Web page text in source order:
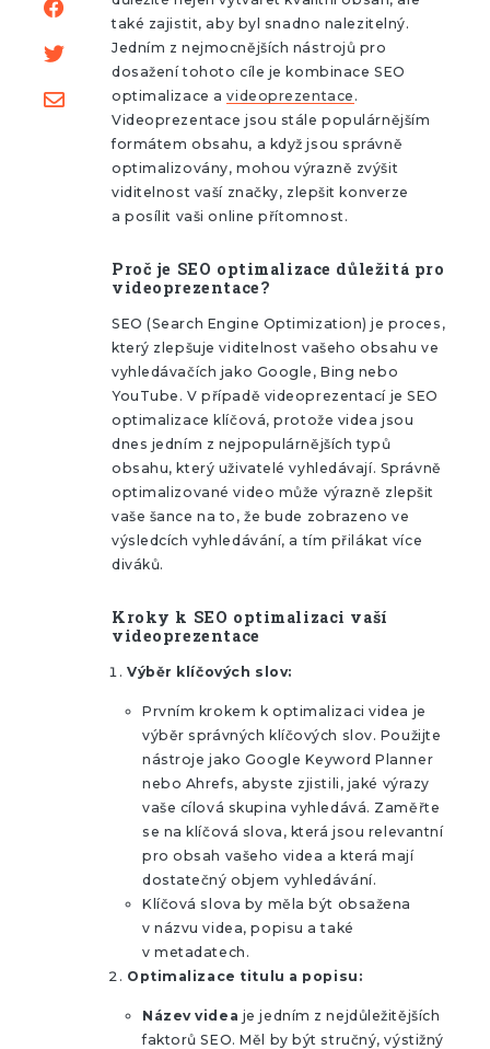
také zajistit, aby byl snadno nalezitelný.
Jedním z nejmocnějších nástrojů pro
dosažení tohoto cíle je kombinace SEO
optimalizace avideoprezentace .
Videoprezentace jsou stále populárnějším
formátem obsahu, a když jsou správně
optimalizovány, mohou výrazně zvýšit
viditelnost vaší značky, zlepšit konverze
a posílit vaši online přítomnost.
Proč je SEO optimalizace důležitá pro
videoprezentace?
SEO (Search Engine Optimization) je proces,
který zlepšuje viditelnost vašeho obsahu ve
vyhledávačích jako Google, Bing nebo
YouTube. V případě videoprezentací je SEO
optimalizace klíčová, protože videa jsou
dnes jedním z nejpopulárnějších typů
obsahu, který uživatelé vyhledávají. Správně
optimalizované video může výrazně zlepšit
vaše šance na to, že bude zobrazeno ve
výsledcích vyhledávání, a tím přilákat více
diváků.
Kroky k SEO optimalizaci vaší
videoprezentace
Výběr klíčových slov:
Prvním krokem k optimalizaci videa je
výběr správných klíčových slov. Použijte
nástroje jako Google Keyword Planner
nebo Ahrefs, abyste zjistili, jaké výrazy
vaše cílová skupina vyhledává. Zaměřte
se na klíčová slova, která jsou relevantní
pro obsah vašeho videa a která mají
dostatečný objem vyhledávání.
Klíčová slova by měla být obsažena
v názvu videa, popisu a také
v metadatech.
Optimalizace titulu a popisu:
Název videa je jedním z nejdůležitějších
faktorů SEO. Měl by být stručný, výstižný